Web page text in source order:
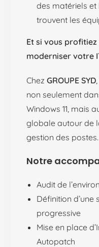
des matériels et
trouvent les
Et si vous
moderniser votre
ChezGROUPE SYD
non seulement
Windows 11, mais
globale autour de
gestion des postes.
Notre
Audit de
Définition
progressive
Mise en place
Autopatch